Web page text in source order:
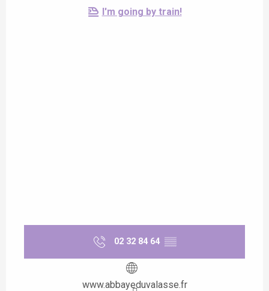
I'm going by train!
02 32 84 64 ▒▒
www.abbayeduvalasse.fr